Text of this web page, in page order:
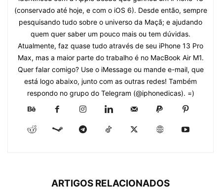
(conservado até hoje, e com o iOS 6). Desde então, sempre
pesquisando tudo sobre o universo da Maçã; e ajudando
quem quer saber um pouco mais ou tem dúvidas.
Atualmente, faz quase tudo através de seu iPhone 13 Pro
Max, mas a maior parte do trabalho é no MacBook Air M1.
Quer falar comigo? Use o iMessage ou mande e-mail, que
está logo abaixo, junto com as outras redes! Também
respondo no grupo do Telegram (@iphonedicas). =)
ARTIGOS RELACIONADOS